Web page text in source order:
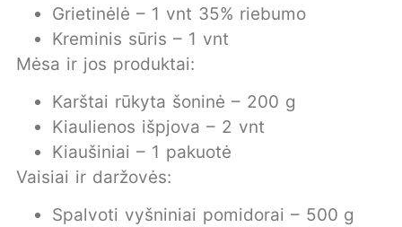
Grietinėlė – 1 vnt 35% riebumo
Kreminis sūris – 1 vnt
Mėsa ir jos produktai:
Karštai rūkyta šoninė – 200 g
Kiaulienos išpjova – 2 vnt
Kiaušiniai – 1 pakuotė
Vaisiai ir daržovės:
Spalvoti vyšniniai pomidorai – 500 g